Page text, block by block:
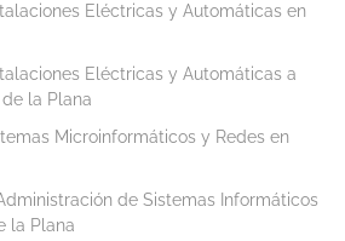
Eléctricas y Automáticas en
Eléctricas y Automáticas a
la Plana
Microinformáticos y Redes en
de Sistemas Informáticos
la Plana